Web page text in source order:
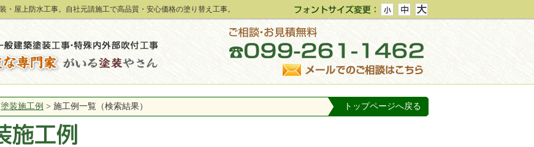
屋上防水工事。自社元請施工で高品質・安心価格の塗り替え工事。
塗装施工例 > 施工例一覧（検索結果） トップページへ戻る